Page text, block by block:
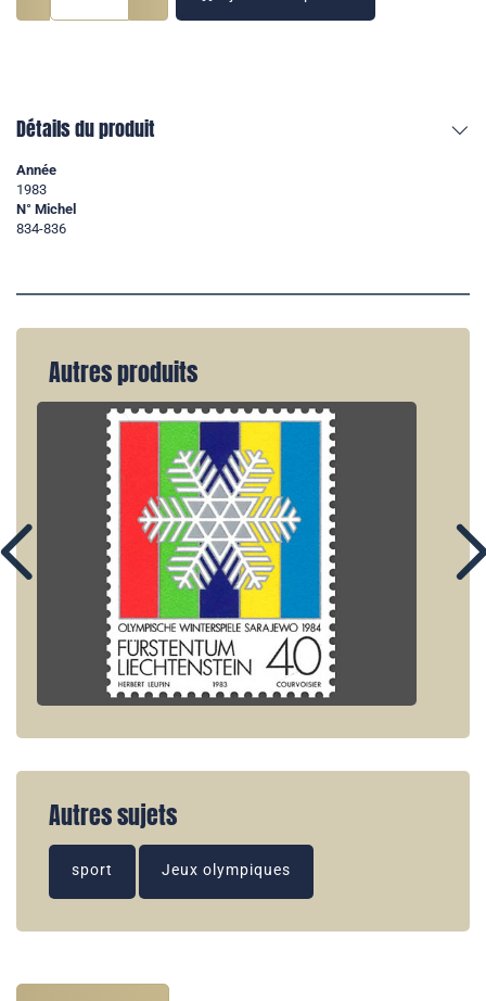
Détails du produit
Année
1983
N° Michel
834-836
Autres produits
Autres sujets
sport Jeux olympiques